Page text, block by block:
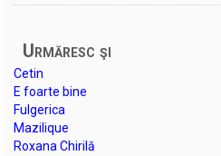
Urmăresc şi
Cetin
E foarte bine
Fulgerica
Mazilique
Roxana Chirilă